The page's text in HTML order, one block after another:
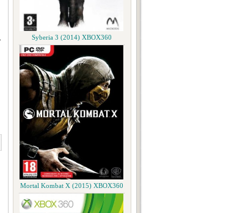
Syberia 3 (2014) XBOX360
Mortal Kombat X (2015) XBOX360